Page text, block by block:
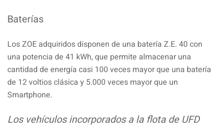
Baterías
Los ZOE adquiridos disponen de una batería Z.E. 40 con
una potencia de 41 kWh, que permite almacenar una
cantidad de energía casi 100 veces mayor que una batería
de 12 voltios clásica y 5.000 veces mayor que un
Smartphone.
Los vehículos incorporados a la flota de UFD